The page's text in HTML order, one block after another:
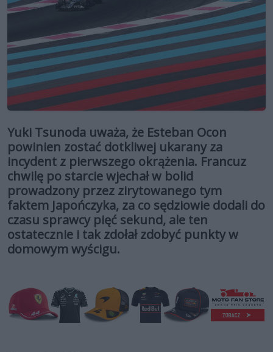
Yuki Tsunoda uważa, że Esteban Ocon
powinien zostać dotkliwej ukarany za
incydent z pierwszego okrążenia. Francuz
chwilę po starcie wjechał w bolid
prowadzony przez zirytowanego tym
faktem Japończyka, za co sędziowie dodali do
czasu sprawcy pięć sekund, ale ten
ostatecznie i tak zdołał zdobyć punkty w
domowym wyścigu.